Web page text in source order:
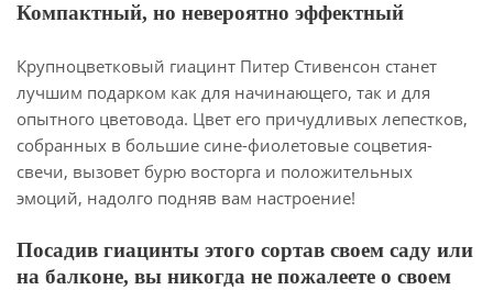
Компактный, но невероятно эффектный
Крупноцветковый гиацинт Питер Стивенсон станет
лучшим подарком как для начинающего, так и для
опытного цветовода. Цвет его причудливых лепестков,
собранных в большие сине-фиолетовые соцветия-
свечи, вызовет бурю восторга и положительных
эмоций, надолго подняв вам настроение!
Посадив гиацинты этого сортав своем саду или
на балконе, вы никогда не пожалеете о своем